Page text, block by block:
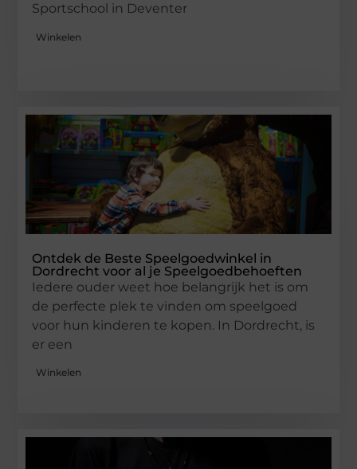
Sportschool in Deventer
Winkelen
Ontdek de Beste Speelgoedwinkel in
Dordrecht voor al je Speelgoedbehoeften
Iedere ouder weet hoe belangrijk het is om
de perfecte plek te vinden om speelgoed
voor hun kinderen te kopen. In Dordrecht, is
er een
Winkelen